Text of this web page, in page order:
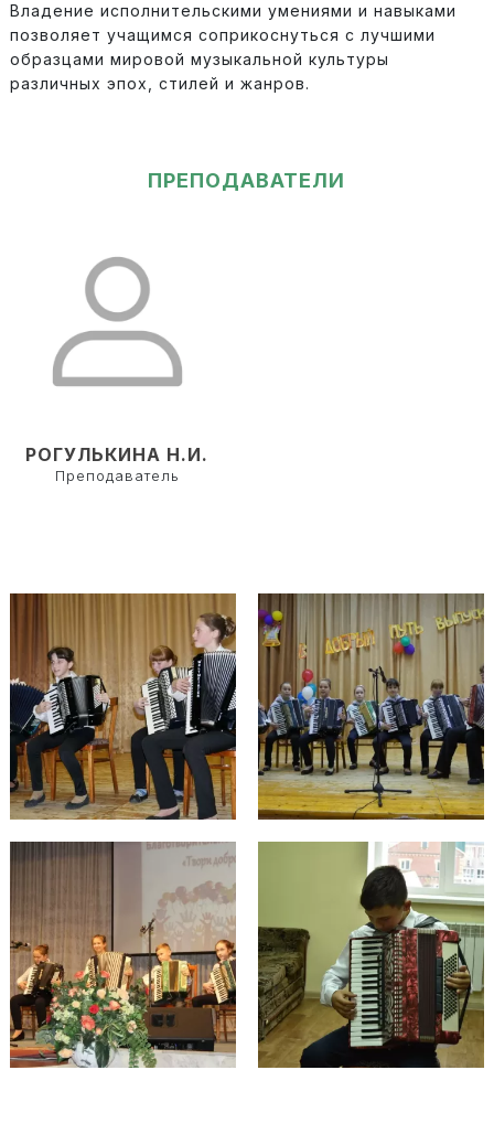
Владение исполнительскими умениями и навыками
позволяет учащимся соприкоснуться с лучшими
образцами мировой музыкальной культуры
различных эпох, стилей и жанров.
ПРЕПОДАВАТЕЛИ
РОГУЛЬКИНА Н.И.
Преподаватель